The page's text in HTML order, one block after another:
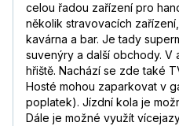
celou řadou zařízení pro
několik stravovacích
kavárna a bar. Je tady
suvenýry a další obchody. V
hřiště. Nachází se zde také
Hosté mohou zaparkovat v
poplatek). Jízdní kola je
Dále je možné využít